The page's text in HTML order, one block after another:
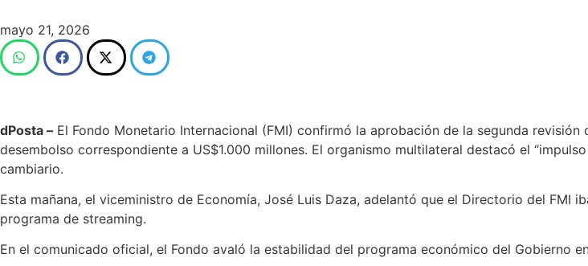
mayo 21, 2026
dPosta – El Fondo Monetario Internacional (FMI) confirmó la aprobación de la segunda
desembolso correspondiente a US$1.000 millones. El organismo multilateral destacó el
cambiario.
Esta mañana, el viceministro de Economía, José Luis Daza, adelantó que el Directorio del FMI
programa de streaming.
En el comunicado oficial, el Fondo avaló la estabilidad del programa económico del Gobierno